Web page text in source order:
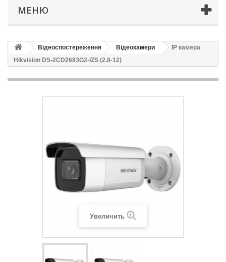
МЕНЮ
Відеоспостереження Відеокамери
IP камера
Hikvision DS-2CD2683G2-IZS (2.8-12)
Увеличить